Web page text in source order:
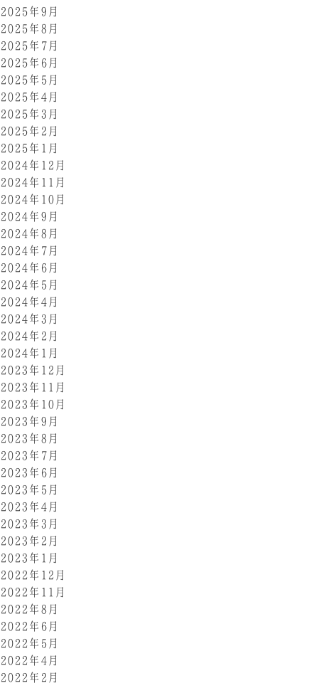
2025年9月
2025年8月
2025年7月
2025年6月
2025年5月
2025年4月
2025年3月
2025年2月
2025年1月
2024年12月
2024年11月
2024年10月
2024年9月
2024年8月
2024年7月
2024年6月
2024年5月
2024年4月
2024年3月
2024年2月
2024年1月
2023年12月
2023年11月
2023年10月
2023年9月
2023年8月
2023年7月
2023年6月
2023年5月
2023年4月
2023年3月
2023年2月
2023年1月
2022年12月
2022年11月
2022年8月
2022年6月
2022年5月
2022年4月
2022年2月